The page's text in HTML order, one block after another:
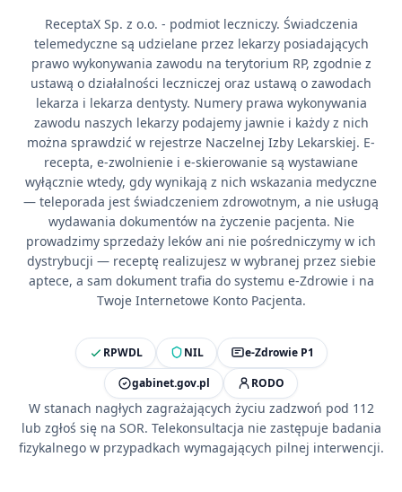
ReceptaX Sp. z o.o. - podmiot leczniczy. Świadczenia
telemedyczne są udzielane przez lekarzy posiadających
prawo wykonywania zawodu na terytorium RP, zgodnie z
ustawą o działalności leczniczej oraz ustawą o zawodach
lekarza i lekarza dentysty. Numery prawa wykonywania
zawodu naszych lekarzy podajemy jawnie i każdy z nich
można sprawdzić w rejestrze Naczelnej Izby Lekarskiej. E-
recepta, e-zwolnienie i e-skierowanie są wystawiane
wyłącznie wtedy, gdy wynikają z nich wskazania medyczne
— teleporada jest świadczeniem zdrowotnym, a nie usługą
wydawania dokumentów na życzenie pacjenta. Nie
prowadzimy sprzedaży leków ani nie pośredniczymy w ich
dystrybucji — receptę realizujesz w wybranej przez siebie
aptece, a sam dokument trafia do systemu e-Zdrowie i na
Twoje Internetowe Konto Pacjenta.
RPWDL NIL
e-Zdrowie P1
gabinet.gov.pl
RODO
W stanach nagłych zagrażających życiu zadzwoń pod 112
lub zgłoś się na SOR. Telekonsultacja nie zastępuje badania
fizykalnego w przypadkach wymagających pilnej interwencji.